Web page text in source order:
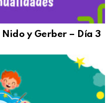
Nido y Gerber – Día 3